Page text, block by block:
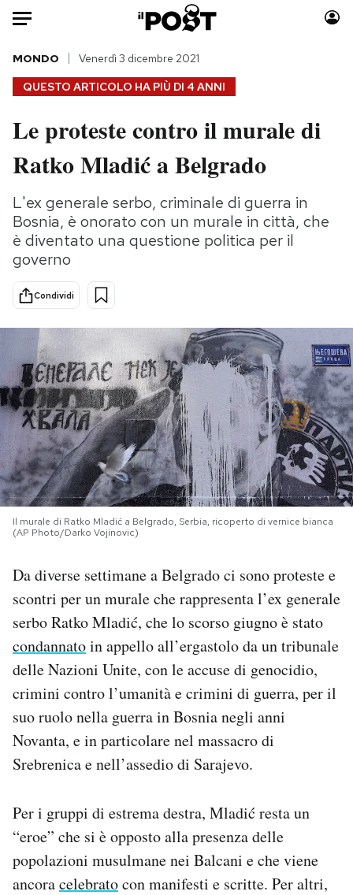
Auto
HOME
Italia
Politica
Tecnologia
Internet
Scienza
Cultura
Economia
Moda
Consumismi
Storie/Idee
Ok Boomer!
Media
PODCAST
NEWSLETTER
I MIEI PREFERITI
SHOP
CALENDARIO
AREA PERSONALE
Area Personale
Newsletter
Notifiche mobile
Regala il Post
Hai bisogno di aiuto?
QUESTO ARTICOLO HA PIÙ DI 4 ANNI
MONDO Venerdì 3 dicembre 2021
Le proteste contro il murale di
Ratko Mladić a Belgrado
L'ex generale serbo, criminale di guerra in
Bosnia, è onorato con un murale in città, che
è diventato una questione politica per il
governo
Condividi
Il murale di Ratko Mladić a Belgrado, Serbia, ricoperto di vernice bianca
(AP Photo/Darko Vojinovic)
Da diverse settimane a Belgrado ci sono proteste e
scontri per un murale che rappresenta l’ex generale
serbo Ratko Mladić, che lo scorso giugno è stato
condannatoin appello all’ergastolo da un tribunale
delle Nazioni Unite, con le accuse di genocidio,
crimini contro l’umanità e crimini di guerra, per il
suo ruolo nella guerra in Bosnia negli anni
Novanta, e in particolare nel massacro di
Srebrenica e nell’assedio di Sarajevo.
Per i gruppi di estrema destra, Mladić resta un
“eroe” che si è opposto alla presenza delle
popolazioni musulmane nei Balcani e che viene
ancoracelebratocon manifesti e scritte. Per altri,